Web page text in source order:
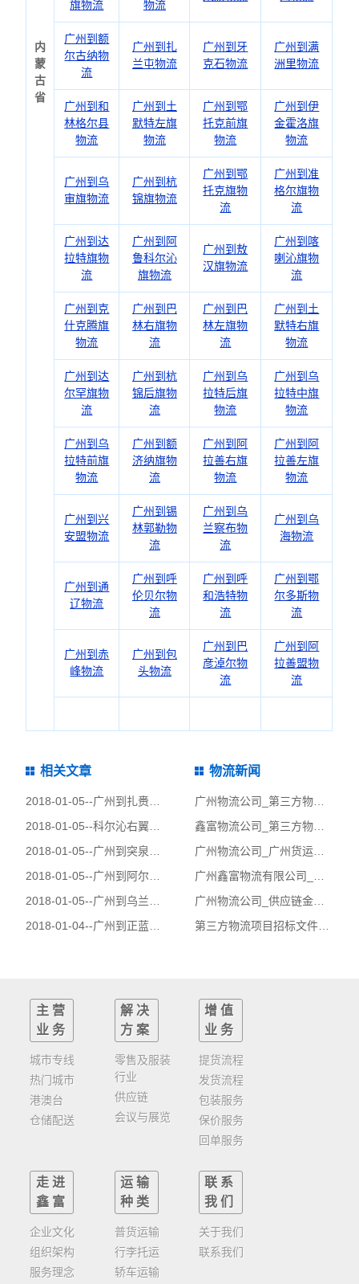
内
蒙
古
省
旗物流
物流
广州到额
尔古纳物
流
广州到扎
兰屯物流
广州到牙
克石物流
广州到满
洲里物流
广州到和
林格尔县
物流
广州到土
默特左旗
物流
广州到鄂
托克前旗
物流
广州到伊
金霍洛旗
物流
广州到乌
审旗物流
广州到杭
锦旗物流
广州到鄂
托克旗物
流
广州到准
格尔旗物
流
广州到达
拉特旗物
流
广州到阿
鲁科尔沁
旗物流
广州到敖
汉旗物流
广州到喀
喇沁旗物
流
广州到克
什克腾旗
物流
广州到巴
林右旗物
流
广州到巴
林左旗物
流
广州到土
默特右旗
物流
广州到达
尔罕旗物
流
广州到杭
锦后旗物
流
广州到乌
拉特后旗
物流
广州到乌
拉特中旗
物流
广州到乌
拉特前旗
物流
广州到额
济纳旗物
流
广州到阿
拉善右旗
物流
广州到阿
拉善左旗
物流
广州到兴
安盟物流
广州到锡
林郭勒物
流
广州到乌
兰察布物
流
广州到乌
海物流
广州到通
辽物流
广州到呼
伦贝尔物
流
广州到呼
和浩特物
流
广州到鄂
尔多斯物
流
广州到赤
峰物流
广州到包
头物流
广州到巴
彦淖尔物
流
广州到阿
拉善盟物
流
相关文章
2018-01-05--广州到扎赉特旗物流公司|广州到扎赉特旗货运公司
2018-01-05--科尔沁右翼中旗
2018-01-05--广州到突泉县物流公司|广州到突泉县货运公司
2018-01-05--广州到阿尔山物流公司|广州到阿尔山货运公司
2018-01-05--广州到乌兰浩特物流公司|广州到乌兰浩特货运公司
2018-01-04--广州到正蓝旗物流公司|广州到正蓝旗货运公司
物流新闻
广州物流公司_第三方物流运输管理_广州鑫富物流有限公司
鑫富物流公司_第三方物流服务业务开发人员的培训!
广州物流公司_广州货运公司_福特汽车公司的物流外包！
广州鑫富物流有限公司_广州物流公司_第三方物流订单管理!
广州物流公司_供应链金融的业务模式_广州鑫富物流
第三方物流项目招标文件编制_广州物流公司鑫富物流
主营
业务
城市专线
热门城市
港澳台
仓储配送
解决
方案
零售及服装
行业
供应链
会议与展览
增值
业务
提货流程
发货流程
包装服务
保价服务
回单服务
走进
鑫富
企业文化
组织架构
服务理念
运输
种类
普货运输
行李托运
轿车运输
联系
我们
关于我们
联系我们